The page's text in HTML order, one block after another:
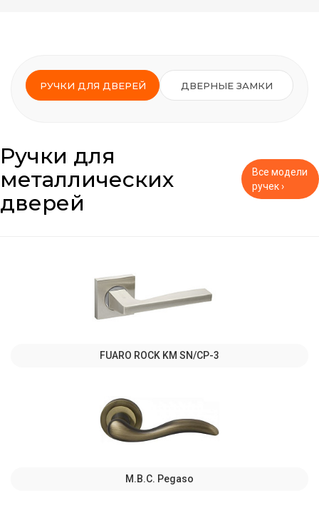
РУЧКИ ДЛЯ ДВЕРЕЙ ДВЕРНЫЕ ЗАМКИ
Ручки для
металлических
дверей
Все модели
ручек ›
FUARO ROCK KM SN/CP-3
M.B.C. Pegaso